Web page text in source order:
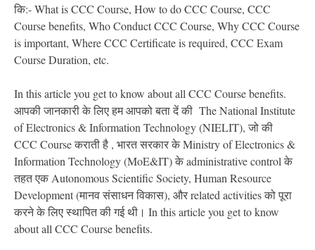
कि:- What is CCC Course, How to do CCC Course, CCC
Course benefits, Who Conduct CCC Course, Why CCC Course
is important, Where CCC Certificate is required, CCC Exam
Course Duration, etc.
In this article you get to know about all CCC Course benefits.
आपकी जानकारी के लिए हम आपको बता दें की The National Institute
of Electronics & Information Technology (NIELIT), जो की
CCC Course कराती है , भारत सरकार के Ministry of Electronics &
Information Technology (MoE&IT)के administrative controlके
तहत एक Autonomous Scientific Society, Human Resource
Development (मानव संसाधन विकास), और related activitiesको पूरा
करने के लिए स्थापित की गई थी। In this article you get to know
about all CCC Course benefits.